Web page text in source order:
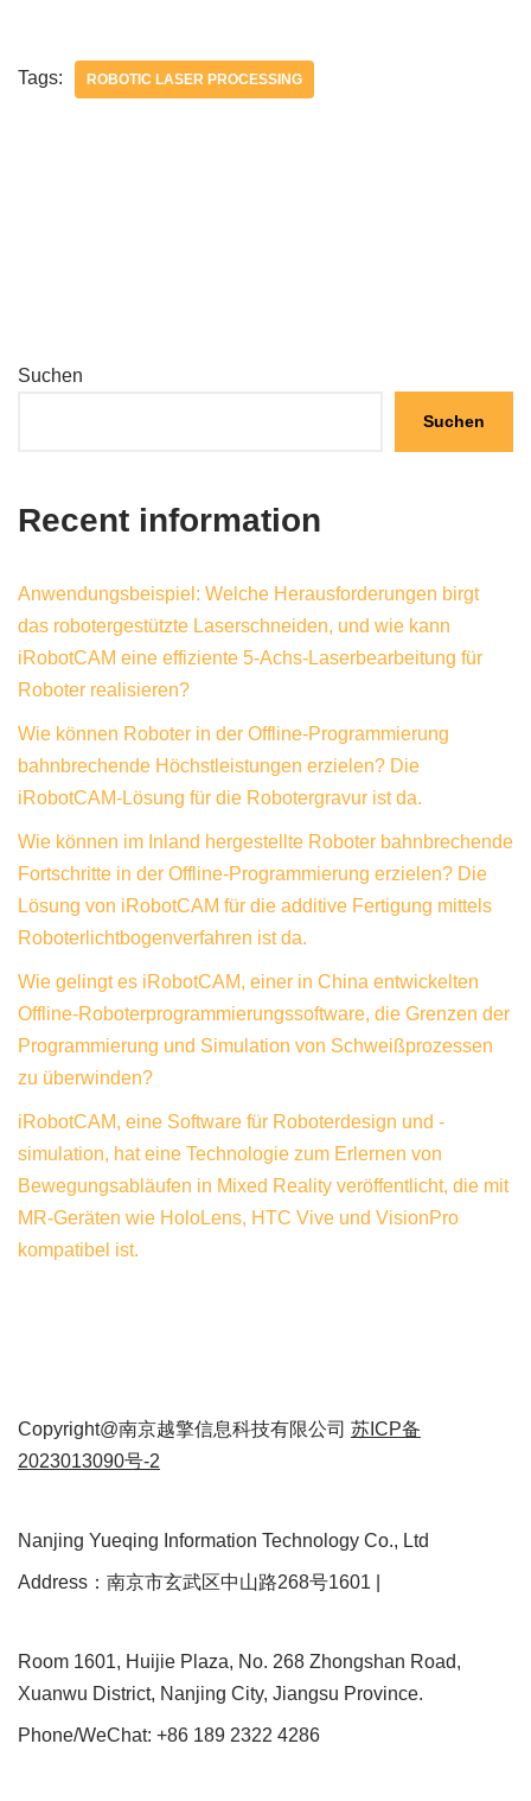
Tags: ROBOTIC LASER PROCESSING
Suchen
Suchen
Recent information
Anwendungsbeispiel: Welche Herausforderungen birgt
das robotergestützte Laserschneiden, und wie kann
iRobotCAM eine effiziente 5-Achs-Laserbearbeitung für
Roboter realisieren?
Wie können Roboter in der Offline-Programmierung
bahnbrechende Höchstleistungen erzielen? Die
iRobotCAM-Lösung für die Robotergravur ist da.
Wie können im Inland hergestellte Roboter bahnbrechende
Fortschritte in der Offline-Programmierung erzielen? Die
Lösung von iRobotCAM für die additive Fertigung mittels
Roboterlichtbogenverfahren ist da.
Wie gelingt es iRobotCAM, einer in China entwickelten
Offline-Roboterprogrammierungssoftware, die Grenzen der
Programmierung und Simulation von Schweißprozessen
zu überwinden?
iRobotCAM, eine Software für Roboterdesign und -
simulation, hat eine Technologie zum Erlernen von
Bewegungsabläufen in Mixed Reality veröffentlicht, die mit
MR-Geräten wie HoloLens, HTC Vive und VisionPro
kompatibel ist.
Copyright@南京越擎信息科技有限公司 苏ICP备
2023013090号-2
Nanjing Yueqing Information Technology Co., Ltd
Address：南京市玄武区中山路268号1601 |
Room 1601, Huijie Plaza, No. 268 Zhongshan Road,
Xuanwu District, Nanjing City, Jiangsu Province.
Phone/WeChat: +86 189 2322 4286